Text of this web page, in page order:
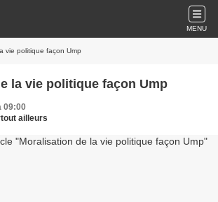
MENU
vie politique façon Ump
la vie politique façon Ump
09:00
ailleurs